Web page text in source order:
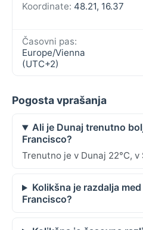
Koordinate: 48.21, 16.37
Časovni pas:
Europe/Vienna
(UTC+2)
Pogosta vprašanja
Ali je Dunaj trenutno
Francisco?
Trenutno je v Dunaj 22°C, v
Kolikšna je razdalja
Francisco?